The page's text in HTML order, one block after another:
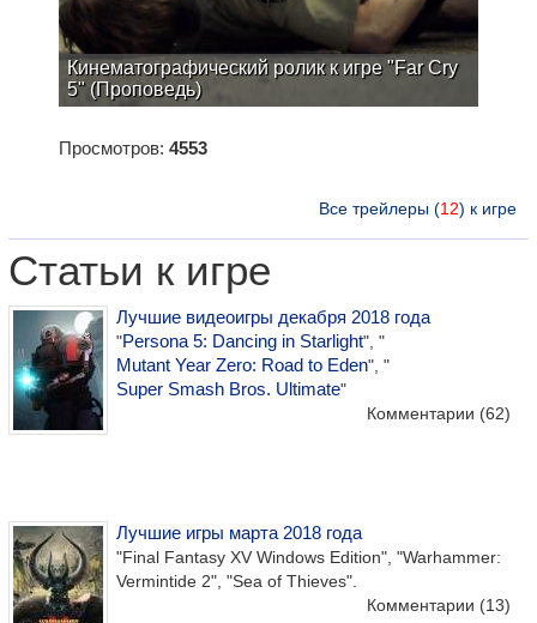
Кинематографический ролик к игре "Far Cry
5" (Проповедь)
Просмотров: 4553
Все трейлеры (12) к игре
Статьи к игре
Лучшие видеоигры декабря 2018 года
"Persona 5: Dancing in Starlight", "
Mutant Year Zero: Road to Eden", "
Super Smash Bros. Ultimate"
Комментарии (62)
Лучшие игры марта 2018 года
"Final Fantasy XV Windows Edition", "Warhammer:
Vermintide 2", "Sea of Thieves".
Комментарии (13)